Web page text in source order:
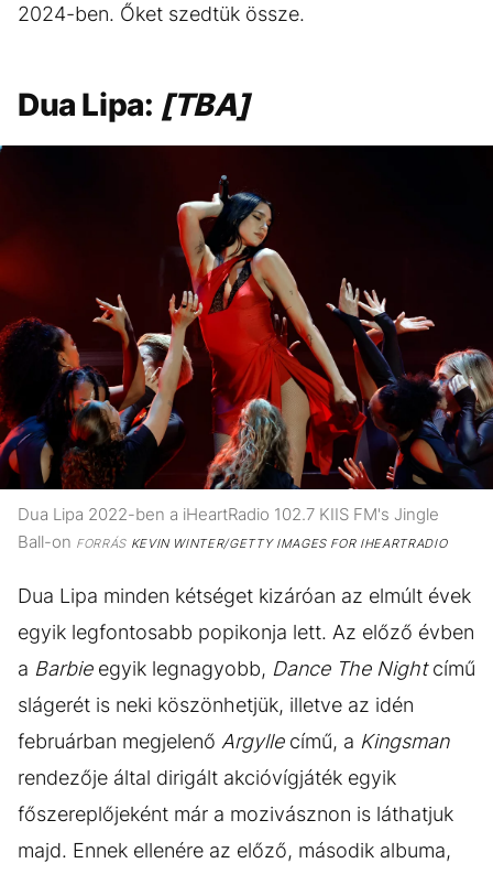
2024-ben. Őket szedtük össze.
Dua Lipa: [TBA]
Dua Lipa 2022-ben a iHeartRadio 102.7 KIIS FM's Jingle
Ball-on FORRÁSKEVIN WINTER/GETTY IMAGES FOR IHEARTRADIO
Dua Lipa minden kétséget kizáróan az elmúlt évek
egyik legfontosabb popikonja lett. Az előző évben
a Barbieegyik legnagyobb, Dance The Nightcímű
slágerét is neki köszönhetjük, illetve az idén
februárban megjelenő Argyllecímű, a Kingsman
rendezője által dirigált akcióvígjáték egyik
főszereplőjeként már a mozivásznon is láthatjuk
majd. Ennek ellenére az előző, második albuma,